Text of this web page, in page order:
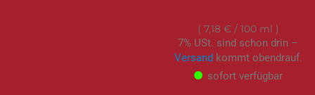
7,18 €/ 100 ml
7% USt. sind schon drin –
Versand kommt obendrauf.
sofort verfügbar